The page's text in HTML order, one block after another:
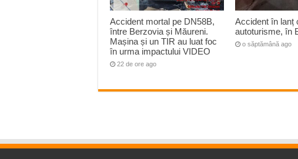
Accident mortal pe DN58B,
între Berzovia și Măureni.
Mașina și un TIR au luat foc
în urma impactului VIDEO
22 de ore ago
Accident în lanț
autoturisme, în
o săptămână ago